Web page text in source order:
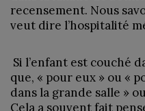
recensement. Nous
veut dire l’hospitalité
Si l’enfant est couché
que, « pour eux » ou «
dans la grande salle »
Cela a souvent fait